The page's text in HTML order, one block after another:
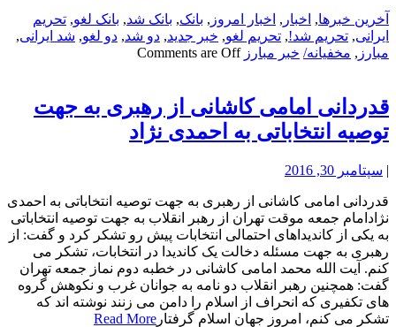
آخرین خبرها, اخبار , اخبار امروز , بانک, بانک شد, بانک لغو, تحریم
ایرانی, تحریم شد!, تحریم لغو, خبر جدید, دو شد, دو لغو, شد ایرانی,
مبارز , مخفیانه/ خبر مبارز Comments are Off
قدردانی امامی کاشانی از رهبری به جهت
توصیه انتخاباتی به احمدی نژاد
| سپتامبر 30, 2016
قدردانی امامی کاشانی از رهبری به جهت توصیه انتخاباتی به احمدی
نژادامام جمعه موقت تهران از رهبر انقلاب به جهت توصیه انتخاباتی
به یکی از کاندیداهای احتمالی انتخابات پیش رو تشکر کرد و گفت: از
رهبری به جهت مسئله دخالت یک کاندیدا در انتخابات، تشکر می
کنم. آیت الله محمد امامی کاشانی در خطبه دوم نماز جمعه تهران
گفت: همچنین رهبر انقلاب دو نامه به جوانان غرب و نکوهش گروه
های تکفیری که انحراف از اسلام را دامن می زنند نوشته اند که
تشکر می کنم، امروز جهان اسلام گرفتار Read More